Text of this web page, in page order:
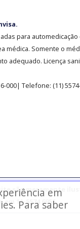
para
médica. Somente o
Licença
000| Telefone: (11)
são meramente
11-5574 6955.
em
Para saber